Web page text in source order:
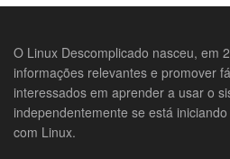
O Linux Descomplicado nasceu, em
informações relevantes e promover
interessados em aprender a usar o
independentemente se está
com Linux.